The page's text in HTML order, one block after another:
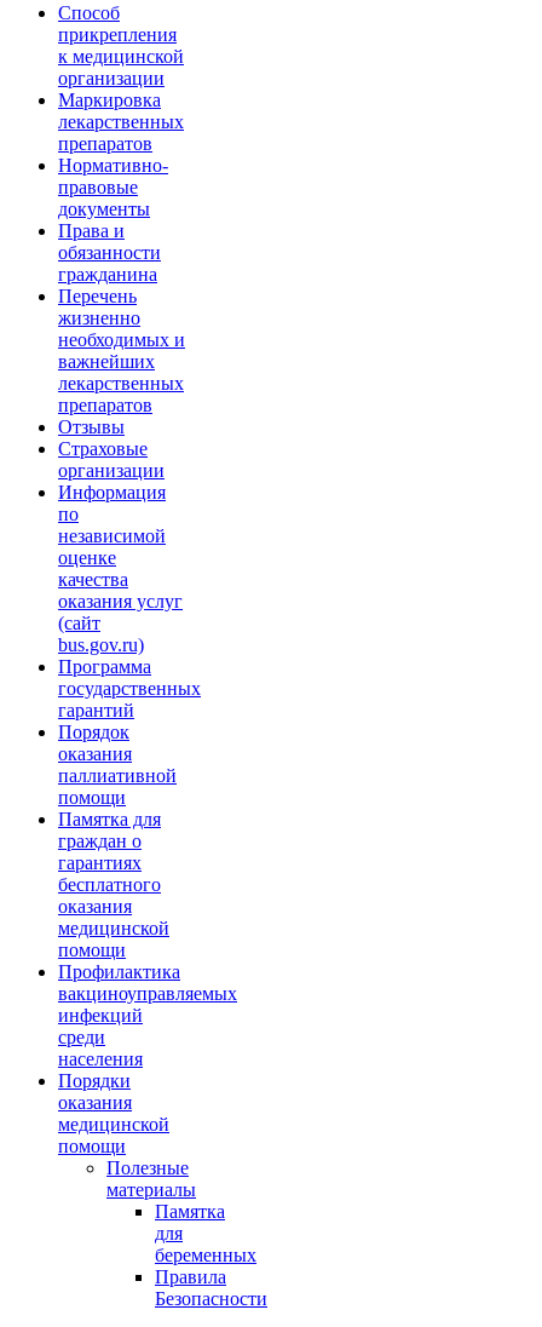
Способ
прикрепления
к медицинской
организации
Маркировка
лекарственных
препаратов
Нормативно-
правовые
документы
Права и
обязанности
гражданина
Перечень
жизненно
необходимых и
важнейших
лекарственных
препаратов
Отзывы
Страховые
организации
Информация
по
независимой
оценке
качества
оказания услуг
(сайт
bus.gov.ru)
Программа
государственных
гарантий
Порядок
оказания
паллиативной
помощи
Памятка для
граждан о
гарантиях
бесплатного
оказания
медицинской
помощи
Профилактика
вакциноуправляемых
инфекций
среди
населения
Порядки
оказания
медицинской
помощи
Полезные
материалы
Памятка
для
беременных
Правила
Безопасности